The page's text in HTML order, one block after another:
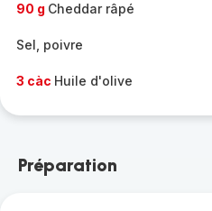
90 g Cheddar râpé
Sel, poivre
3 càc Huile d'olive
Préparation